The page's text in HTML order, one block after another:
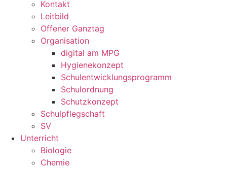
Kontakt
Leitbild
Offener Ganztag
Organisation
digital am MPG
Hygienekonzept
Schulentwicklungsprogramm
Schulordnung
Schutzkonzept
Schulpflegschaft
SV
Unterricht
Biologie
Chemie